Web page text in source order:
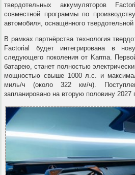
твердотельных аккумуляторов
совместной программы по
автомобиля, оснащённого твердотельной
В рамках партнёрства технология
Factorial будет интегрирована в
следующего поколения от Karma.
батарею, станет полностью
мощностью свыше 1000 л.с. и
миль/ч (около 322 км/ч).
запланировано на вторую половину 2027